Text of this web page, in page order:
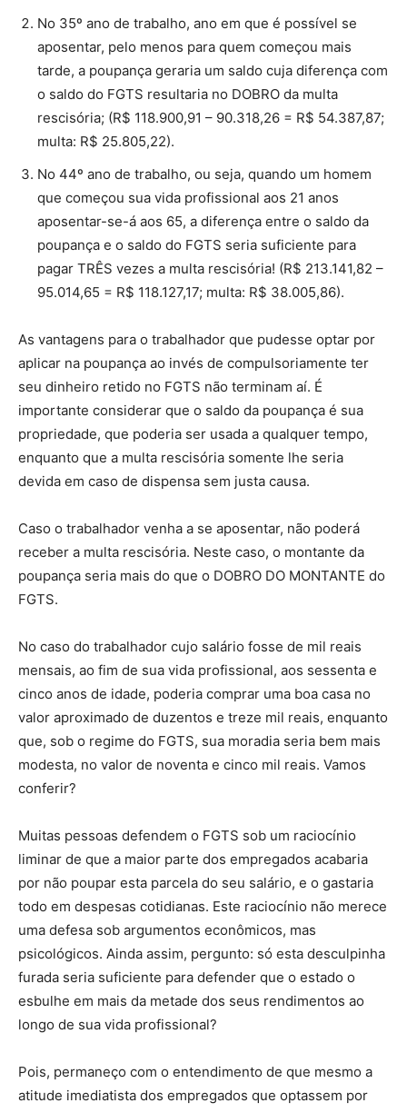
No 35º ano de trabalho, ano em que é possível se
aposentar, pelo menos para quem começou mais
tarde, a poupança geraria um saldo cuja diferença com
o saldo do FGTS resultaria no DOBRO da multa
rescisória; (R$ 118.900,91 – 90.318,26 = R$ 54.387,87;
multa: R$ 25.805,22).
No 44º ano de trabalho, ou seja, quando um homem
que começou sua vida profissional aos 21 anos
aposentar-se-á aos 65, a diferença entre o saldo da
poupança e o saldo do FGTS seria suficiente para
pagar TRÊS vezes a multa rescisória! (R$ 213.141,82 –
95.014,65 = R$ 118.127,17; multa: R$ 38.005,86).
As vantagens para o trabalhador que pudesse optar por
aplicar na poupança ao invés de compulsoriamente ter
seu dinheiro retido no FGTS não terminam aí. É
importante considerar que o saldo da poupança é sua
propriedade, que poderia ser usada a qualquer tempo,
enquanto que a multa rescisória somente lhe seria
devida em caso de dispensa sem justa causa.
Caso o trabalhador venha a se aposentar, não poderá
receber a multa rescisória. Neste caso, o montante da
poupança seria mais do que o DOBRO DO MONTANTE do
FGTS.
No caso do trabalhador cujo salário fosse de mil reais
mensais, ao fim de sua vida profissional, aos sessenta e
cinco anos de idade, poderia comprar uma boa casa no
valor aproximado de duzentos e treze mil reais, enquanto
que, sob o regime do FGTS, sua moradia seria bem mais
modesta, no valor de noventa e cinco mil reais. Vamos
conferir?
Muitas pessoas defendem o FGTS sob um raciocínio
liminar de que a maior parte dos empregados acabaria
por não poupar esta parcela do seu salário, e o gastaria
todo em despesas cotidianas. Este raciocínio não merece
uma defesa sob argumentos econômicos, mas
psicológicos. Ainda assim, pergunto: só esta desculpinha
furada seria suficiente para defender que o estado o
esbulhe em mais da metade dos seus rendimentos ao
longo de sua vida profissional?
Pois, permaneço com o entendimento de que mesmo a
atitude imediatista dos empregados que optassem por